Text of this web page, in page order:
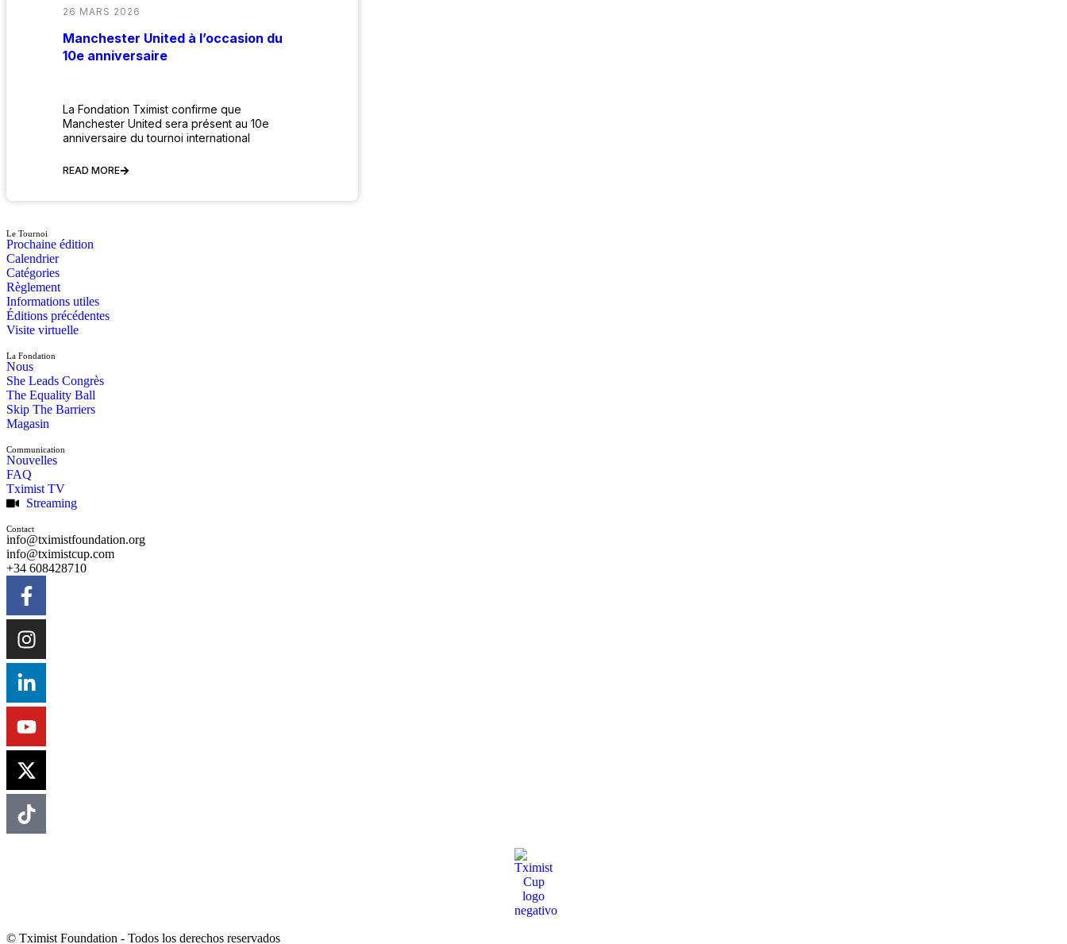
26 MARS 2026
Manchester United à l’occasion du
10e anniversaire
La Fondation Tximist confirme que
Manchester United sera présent au 10e
anniversaire du tournoi international
READ MORE
Le Tournoi
Prochaine édition
Calendrier
Catégories
Règlement
Informations utiles
Éditions précédentes
Visite virtuelle
La Fondation
Nous
She Leads Congrès
The Equality Ball
Skip The Barriers
Magasin
Communication
Nouvelles
FAQ
Tximist TV
Streaming
Contact
info@tximistfoundation.org
info@tximistcup.com
+34 608428710
© Tximist Foundation - Todos los derechos reservados